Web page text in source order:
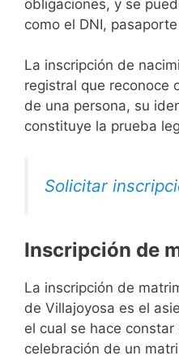
obligaciones, y se
como el DNI,
La inscripción de
registral que reconoce
de una persona, su
constituye la prueba
Solicitar
Inscripción de
La inscripción de
de Villajoyosa es el
el cual se hace
celebración de un